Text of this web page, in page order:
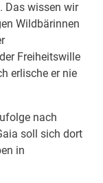
Das wissen wir
Wildbärinnen
Freiheitswille
erlische er nie
nach
soll sich dort
in